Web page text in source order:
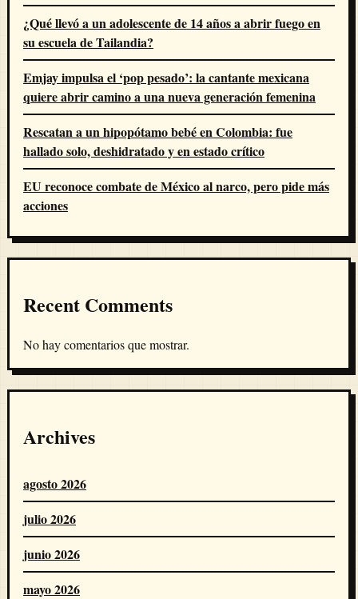
¿Qué llevó a un adolescente de 14 años a abrir fuego en
su escuela de Tailandia?
Emjay impulsa el ‘pop pesado’: la cantante mexicana
quiere abrir camino a una nueva generación femenina
Rescatan a un hipopótamo bebé en Colombia: fue
hallado solo, deshidratado y en estado crítico
EU reconoce combate de México al narco, pero pide más
acciones
Recent Comments
No hay comentarios que mostrar.
Archives
agosto 2026
julio 2026
junio 2026
mayo 2026